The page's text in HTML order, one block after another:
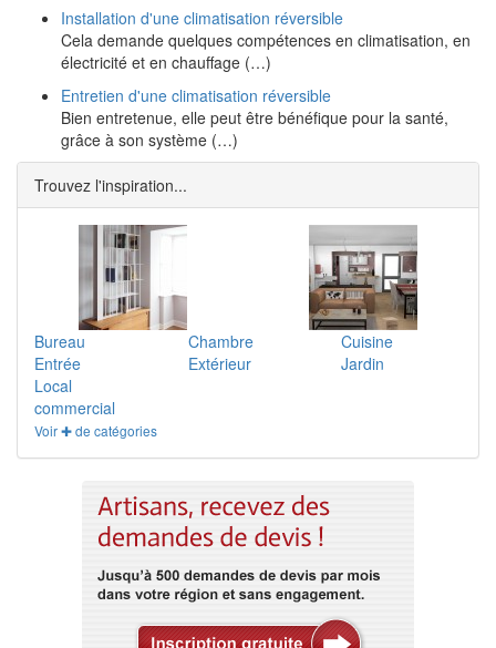
Installation d'une climatisation réversible
Cela demande quelques compétences en climatisation, en
électricité et en chauffage (…)
Entretien d'une climatisation réversible
Bien entretenue, elle peut être bénéfique pour la santé,
grâce à son système (…)
Trouvez l'inspiration...
Bureau Chambre
Cuisine
Entrée
Extérieur
Jardin
Local
commercial
Voir ✚ de catégories